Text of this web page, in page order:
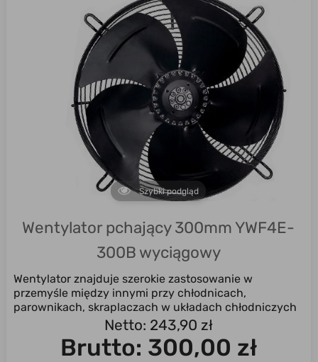
Szybki podgląd
Wentylator pchający 300mm YWF4E-
300B wyciągowy
Wentylator znajduje szerokie zastosowanie w
przemyśle między innymi przy chłodnicach,
parownikach, skraplaczach w układach chłodniczych
Netto: 243,90 zł
Brutto: 300,00 zł